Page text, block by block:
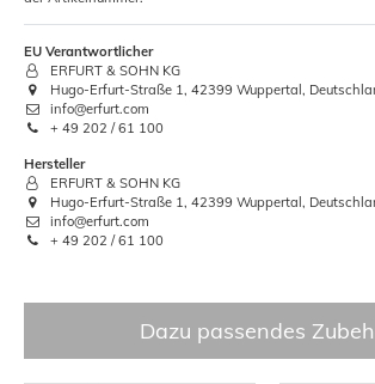
EU Verantwortlicher
ERFURT & SOHN KG
Hugo-Erfurt-Straße 1, 42399 Wuppertal,
info@erfurt.com
+ 49 202 / 61 100
Hersteller
ERFURT & SOHN KG
Hugo-Erfurt-Straße 1, 42399 Wuppertal,
info@erfurt.com
+ 49 202 / 61 100
Dazu passendes